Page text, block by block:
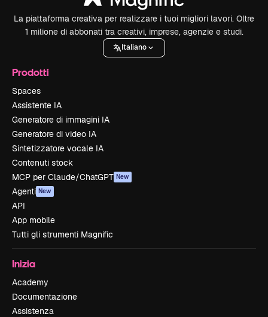
La piattaforma creativa per realizzare i tuoi migliori lavori. Oltre
1 milione di abbonati tra creativi, imprese, agenzie e studi.
Italiano
Prodotti
Spaces
Assistente IA
Generatore di immagini IA
Generatore di video IA
Sintetizzatore vocale IA
Contenuti stock
MCP per Claude/ChatGPT New
Agenti New
API
App mobile
Tutti gli strumenti Magnific
Inizia
Academy
Documentazione
Assistenza